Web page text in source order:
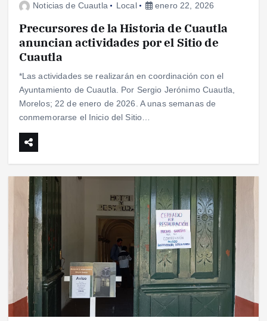
Noticias de Cuautla Local enero 22, 2026
Precursores de la Historia de Cuautla
anuncian actividades por el Sitio de
Cuautla
*Las actividades se realizarán en coordinación con el
Ayuntamiento de Cuautla. Por Sergio Jerónimo Cuautla,
Morelos; 22 de enero de 2026. A unas semanas de
conmemorarse el Inicio del Sitio…